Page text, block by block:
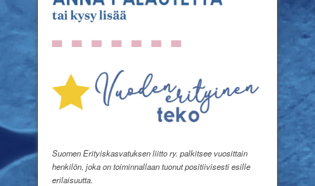
Suomen Erityiskasvatuksen liitto ry. palkitsee vuosittain
henkilön, joka on toiminnallaan tuonut positiivisesti esille
erilaisuutta.